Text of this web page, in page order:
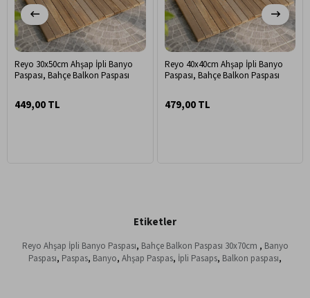
Reyo 30x50cm Ahşap İpli Banyo
Paspası, Bahçe Balkon Paspası
449,00 TL
Reyo 40x40cm Ahşap İpli Banyo
Paspası, Bahçe Balkon Paspası
479,00 TL
Etiketler
Reyo Ahşap İpli Banyo Paspası, Bahçe Balkon Paspası 30x70cm , Banyo
Paspası, Paspas, Banyo, Ahşap Paspas, İpli Pasaps, Balkon paspası,